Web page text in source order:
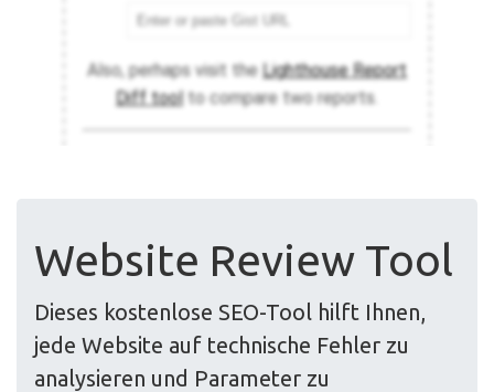
Website Review Tool
Dieses kostenlose SEO-Tool hilft Ihnen,
jede Website auf technische Fehler zu
analysieren und Parameter zu